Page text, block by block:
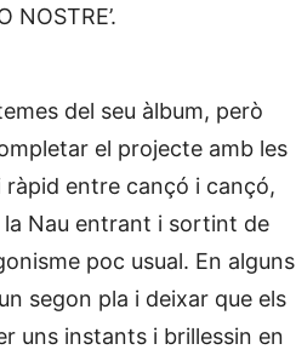
del seu àlbum, però
el projecte amb les
ràpid entre cançó i cançó,
la Nau entrant i sortint de
poc usual. En alguns
segon pla i deixar que els
uns instants i brillessin en